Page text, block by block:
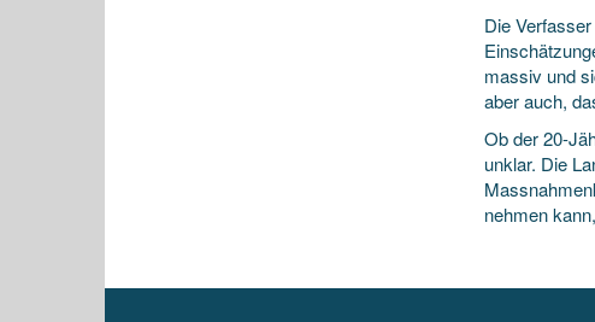
Die
massiv und
aber auch,
Ob der 20-
unklar. Die
nehmen